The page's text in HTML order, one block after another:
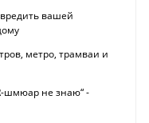
вашей
метро, трамваи и
шмюар не знаю“ -